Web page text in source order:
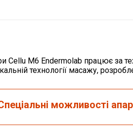
Cellu M6 Endermolab працює за
технології масажу,
можливості